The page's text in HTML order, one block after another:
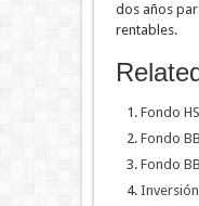
dos años
rentables.
Fondo
Fondo
Fondo